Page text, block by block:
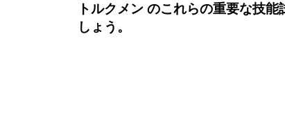
トルクメン のこれらの重要な技
しょう。